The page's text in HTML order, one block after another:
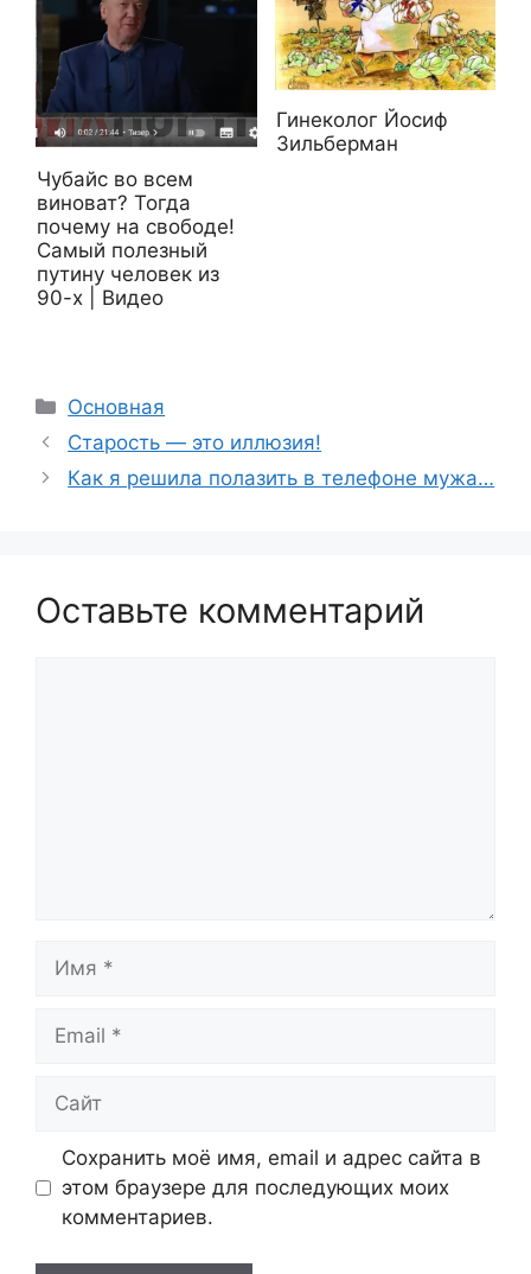
Чубайс во всем
виноват? Тогда
почему на свободе!
Самый полезный
путину человек из
90-х | Видео
Гинеколог Йосиф
Зильберман
Рубрики
Основная
Старость — это иллюзия!
Как я решила полазить в телефоне мужа…
Оставьте комментарий
Имя
Email
Сайт
Сохранить моё имя, email и адрес сайта в
этом браузере для последующих моих
комментариев.